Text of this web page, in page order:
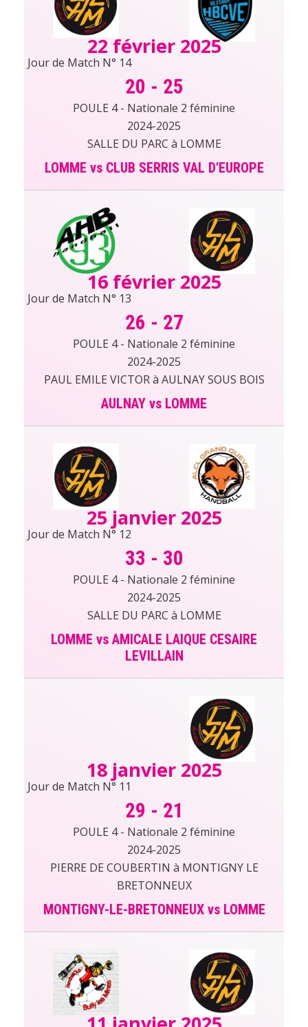
22 février 2025
Jour de Match N° 14
20 - 25
POULE 4 - Nationale 2 féminine
2024-2025
SALLE DU PARC à LOMME
LOMME vs CLUB SERRIS VAL D'EUROPE
16 février 2025
Jour de Match N° 13
26 - 27
POULE 4 - Nationale 2 féminine
2024-2025
PAUL EMILE VICTOR à AULNAY SOUS BOIS
AULNAY vs LOMME
25 janvier 2025
Jour de Match N° 12
33 - 30
POULE 4 - Nationale 2 féminine
2024-2025
SALLE DU PARC à LOMME
LOMME vs AMICALE LAIQUE CESAIRE
LEVILLAIN
18 janvier 2025
Jour de Match N° 11
29 - 21
POULE 4 - Nationale 2 féminine
2024-2025
PIERRE DE COUBERTIN à MONTIGNY LE
BRETONNEUX
MONTIGNY-LE-BRETONNEUX vs LOMME